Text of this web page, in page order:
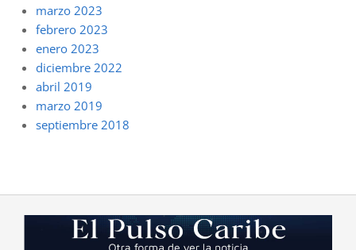
marzo 2023
febrero 2023
enero 2023
diciembre 2022
abril 2019
marzo 2019
septiembre 2018